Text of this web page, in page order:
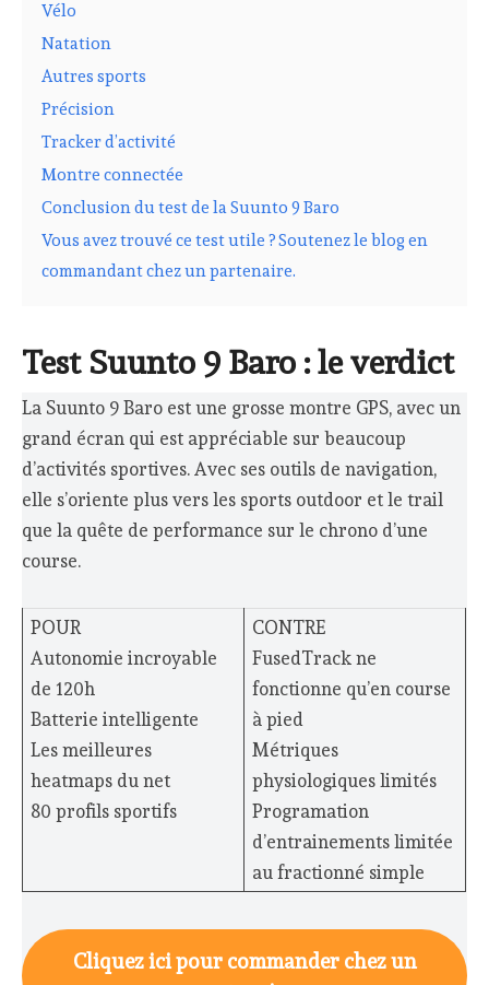
Vélo
Natation
Autres sports
Précision
Tracker d’activité
Montre connectée
Conclusion du test de la Suunto 9 Baro
Vous avez trouvé ce test utile ? Soutenez le blog en
commandant chez un partenaire.
Test Suunto 9 Baro : le verdict
La Suunto 9 Baro est une grosse montre GPS, avec un
grand écran qui est appréciable sur beaucoup
d’activités sportives. Avec ses outils de navigation,
elle s’oriente plus vers les sports outdoor et le trail
que la quête de performance sur le chrono d’une
course.
POUR
Autonomie incroyable
de 120h
Batterie intelligente
Les meilleures
heatmaps du net
80 profils sportifs
CONTRE
FusedTrack ne
fonctionne qu’en course
à pied
Métriques
physiologiques limités
Programation
d’entrainements limitée
au fractionné simple
Cliquez ici pour commander chez un